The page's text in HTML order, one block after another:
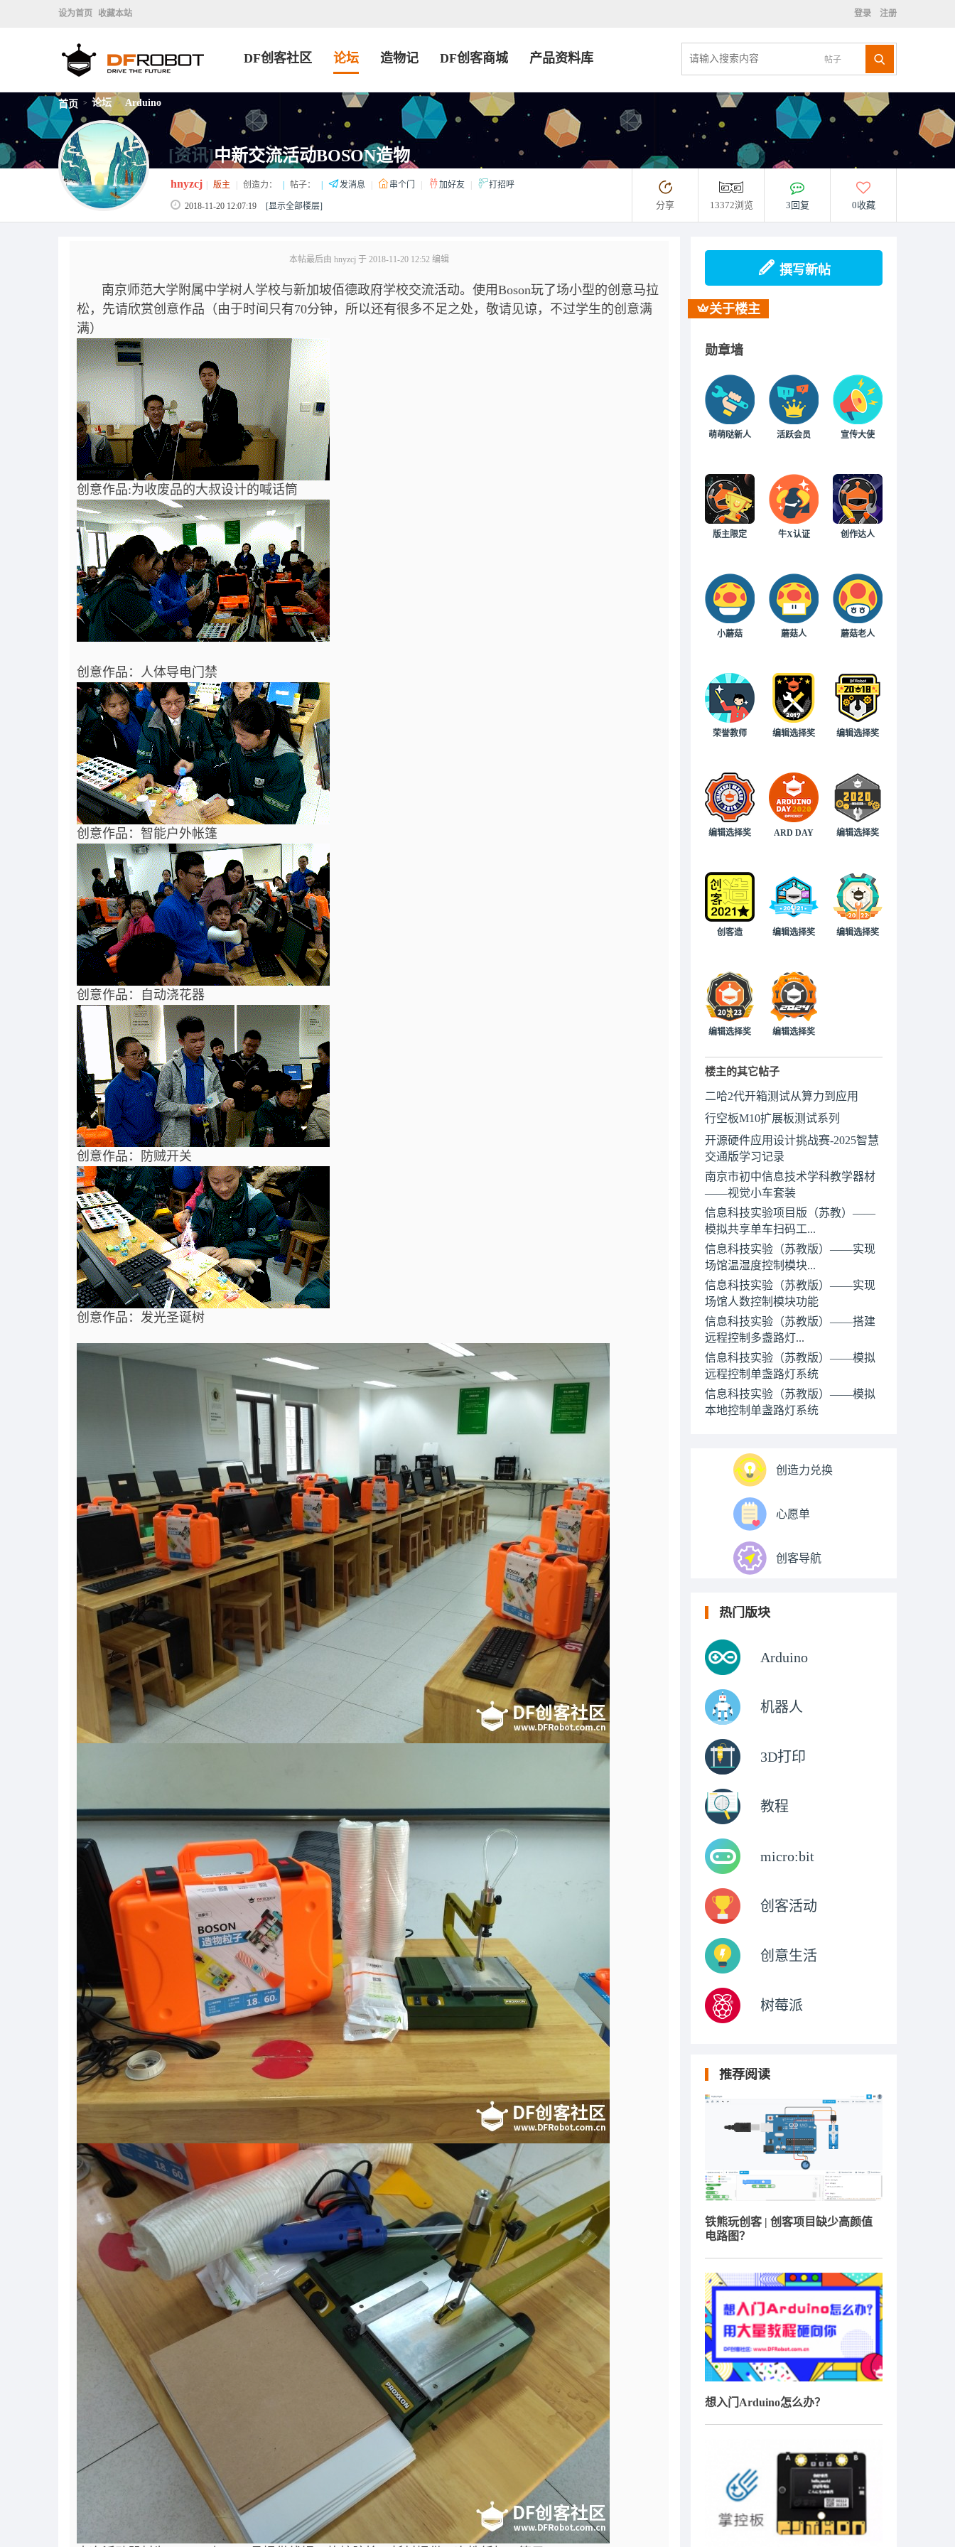
设为首页 收藏本站 登录 注册
帖子
DF创客社区 论坛 造物记 DF创客商城 产品资料库
首页 > 论坛 > Arduino
[资讯]中新交流活动BOSON造物
hnyzcj 版主 创造力： 帖子： 发消息 串个门 加好友 打招呼
2018-11-20 12:07:19 [显示全部楼层] 分享 13372浏览 3回复 0收藏
本帖最后由 hnyzcj 于 2018-11-20 12:52 编辑
南京师范大学附属中学树人学校与新加坡佰德政府学校交流活动。使用Boson玩了场小型的创意马拉
松，先请欣赏创意作品（由于时间只有70分钟，所以还有很多不足之处，敬请见谅，不过学生的创意满
满）
创意作品:为收废品的大叔设计的喊话筒
创意作品：人体导电门禁
创意作品：智能户外帐篷
创意作品：自动浇花器
创意作品：防贼开关
创意作品：发光圣诞树
撰写新帖
关于楼主
勋章墙
萌萌哒新人 活跃会员 宣传大使
版主限定 牛X认证 创作达人
小蘑菇 蘑菇人 蘑菇老人
荣誉教师 编辑选择奖 编辑选择奖
编辑选择奖 ARD DAY 编辑选择奖
创客造 编辑选择奖 编辑选择奖
编辑选择奖 编辑选择奖
楼主的其它帖子
二哈2代开箱测试从算力到应用
行空板M10扩展板测试系列
开源硬件应用设计挑战赛-2025智慧
交通版学习记录
南京市初中信息技术学科教学器材
——视觉小车套装
信息科技实验项目版（苏教）——
模拟共享单车扫码工...
信息科技实验（苏教版）——实现
场馆温湿度控制模块...
信息科技实验（苏教版）——实现
场馆人数控制模块功能
信息科技实验（苏教版）——搭建
远程控制多盏路灯...
信息科技实验（苏教版）——模拟
远程控制单盏路灯系统
信息科技实验（苏教版）——模拟
本地控制单盏路灯系统
创造力兑换
心愿单
创客导航
热门版块
Arduino
机器人
3D打印
教程
micro:bit
创客活动
创意生活
树莓派
推荐阅读
铁熊玩创客 | 创客项目缺少高颜值
电路图？
想入门Arduino怎么办？